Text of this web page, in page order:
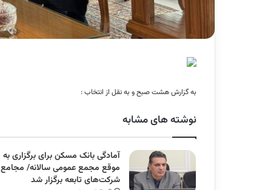
به گزارش هشت صبح و به نقل از انتخاب :
نوشته های مشابه
آمادگی بانک مسکن برای برگزاری به
موقع مجمع عمومی سالانه/ مجامع
شرکت‌های تابعه برگزار شد